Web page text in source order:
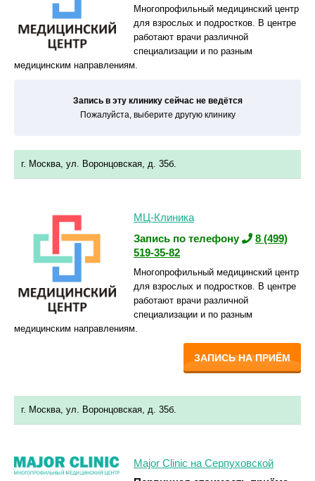
Многопрофильный медицинский центр
для взрослых и подростков. В центре
работают врачи различной
специализации и по разным
медицинским направлениям.
Запись в эту клинику сейчас не ведётся
Пожалуйста, выберите другую клинику
г. Москва, ул. Воронцовская, д. 35б.
МЦ-Клиника
Запись по телефону
8 (499)
519-35-82
Многопрофильный медицинский центр
для взрослых и подростков. В центре
работают врачи различной
специализации и по разным
медицинским направлениям.
ЗАПИСЬ НА ПРИЁМ
г. Москва, ул. Воронцовская, д. 35б.
Major Clinic на Серпуховской